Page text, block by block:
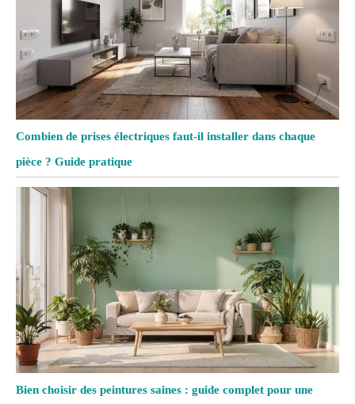
Combien de prises électriques faut-il installer dans chaque
pièce ? Guide pratique
Bien choisir des peintures saines : guide complet pour une